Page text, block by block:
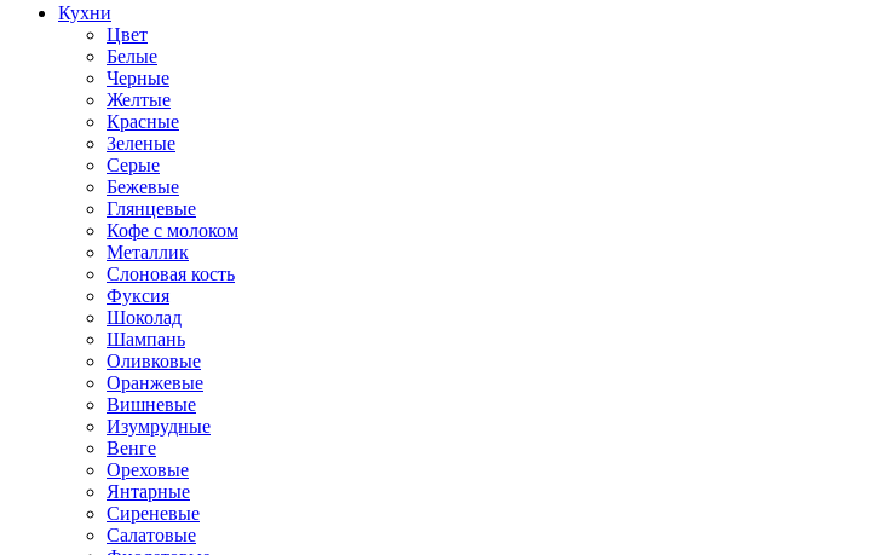
Кухни
Цвет
Белые
Черные
Желтые
Красные
Зеленые
Серые
Бежевые
Глянцевые
Кофе с молоком
Металлик
Слоновая кость
Фуксия
Шоколад
Шампань
Оливковые
Оранжевые
Вишневые
Изумрудные
Венге
Ореховые
Янтарные
Сиреневые
Салатовые